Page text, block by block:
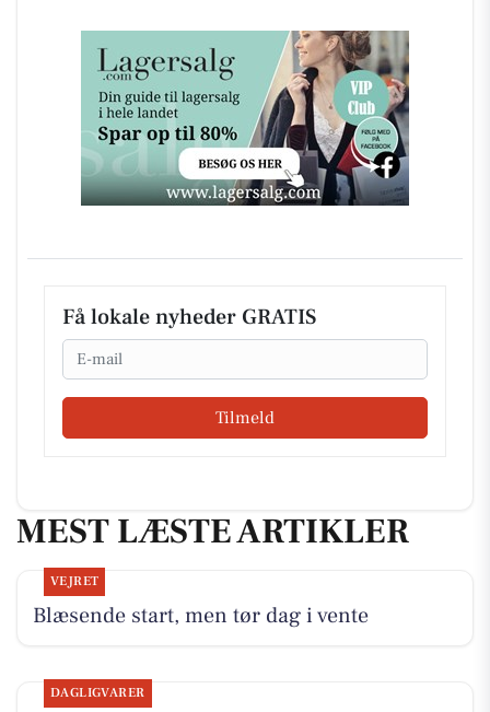
Få lokale nyheder GRATIS
Email
Tilmeld
MEST LÆSTE ARTIKLER
VEJRET
Blæsende start, men tør dag i vente
DAGLIGVARER